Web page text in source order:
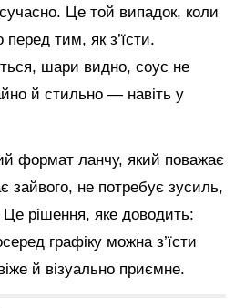
Це той випадок, коли
тим, як з’їсти.
шари видно, соус не
й стильно — навіть у
формат ланчу, який поважає
зайвого, не потребує зусиль,
рішення, яке доводить:
графіку можна з’їсти
й візуально приємне.